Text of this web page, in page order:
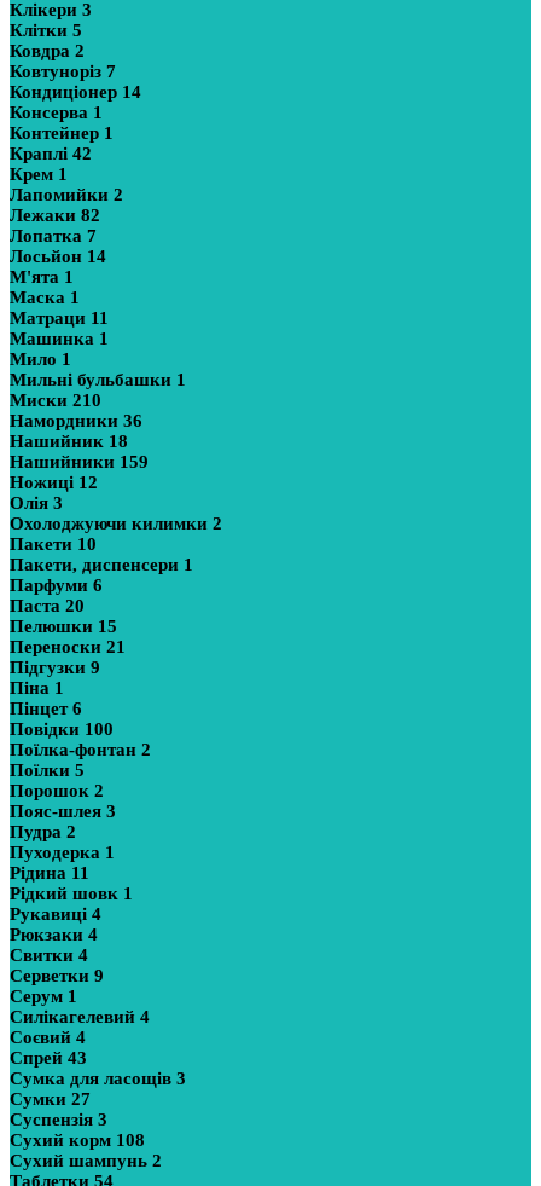
Клікери 3
Клітки 5
Ковдра 2
Ковтуноріз 7
Кондиціонер 14
Консерва 1
Контейнер 1
Краплі 42
Крем 1
Лапомийки 2
Лежаки 82
Лопатка 7
Лосьйон 14
М'ята 1
Маска 1
Матраци 11
Машинка 1
Мило 1
Мильні бульбашки 1
Миски 210
Намордники 36
Нашийник 18
Нашийники 159
Ножиці 12
Олія 3
Охолоджуючи килимки 2
Пакети 10
Пакети, диспенсери 1
Парфуми 6
Паста 20
Пелюшки 15
Переноски 21
Підгузки 9
Піна 1
Пінцет6
Повідки 100
Поїлка-фонтан 2
Поїлки 5
Порошок 2
Пояс-шлея 3
Пудра 2
Пуходерка 1
Рідина 11
Рідкий шовк 1
Рукавиці 4
Рюкзаки 4
Свитки 4
Серветки 9
Серум 1
Силікагелевий 4
Соєвий 4
Спрей 43
Сумка для ласощів 3
Сумки 27
Суспензія 3
Сухий корм 108
Сухий шампунь 2
Таблетки 54